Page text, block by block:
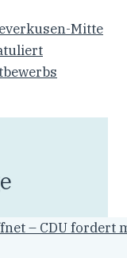
Mitte